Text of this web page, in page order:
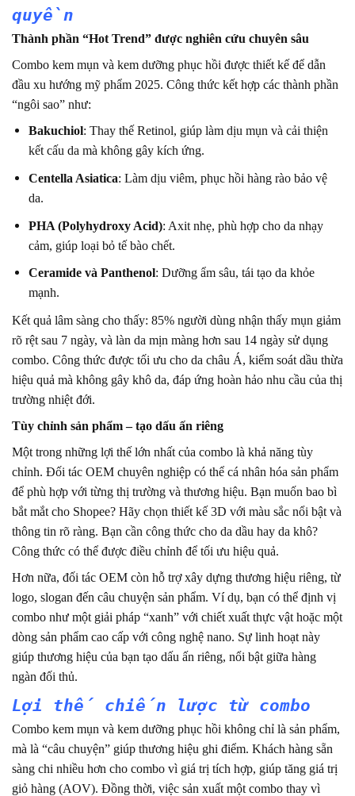
quyền
Thành phần “Hot Trend” được nghiên cứu chuyên sâu
Combo kem mụn và kem dưỡng phục hồi được thiết kế để dẫn
đầu xu hướng mỹ phẩm 2025. Công thức kết hợp các thành phần
“ngôi sao” như:
Bakuchiol: Thay thế Retinol, giúp làm dịu mụn và cải thiện
kết cấu da mà không gây kích ứng.
Centella Asiatica: Làm dịu viêm, phục hồi hàng rào bảo vệ
da.
PHA (Polyhydroxy Acid): Axit nhẹ, phù hợp cho da nhạy
cảm, giúp loại bỏ tế bào chết.
Ceramide và Panthenol: Dưỡng ẩm sâu, tái tạo da khỏe
mạnh.
Kết quả lâm sàng cho thấy: 85% người dùng nhận thấy mụn giảm
rõ rệt sau 7 ngày, và làn da mịn màng hơn sau 14 ngày sử dụng
combo. Công thức được tối ưu cho da châu Á, kiểm soát dầu thừa
hiệu quả mà không gây khô da, đáp ứng hoàn hảo nhu cầu của thị
trường nhiệt đới.
Tùy chỉnh sản phẩm – tạo dấu ấn riêng
Một trong những lợi thế lớn nhất của combo là khả năng tùy
chỉnh. Đối tác OEM chuyên nghiệp có thể cá nhân hóa sản phẩm
để phù hợp với từng thị trường và thương hiệu. Bạn muốn bao bì
bắt mắt cho Shopee? Hãy chọn thiết kế 3D với màu sắc nổi bật và
thông tin rõ ràng. Bạn cần công thức cho da dầu hay da khô?
Công thức có thể được điều chỉnh để tối ưu hiệu quả.
Hơn nữa, đối tác OEM còn hỗ trợ xây dựng thương hiệu riêng, từ
logo, slogan đến câu chuyện sản phẩm. Ví dụ, bạn có thể định vị
combo như một giải pháp “xanh” với chiết xuất thực vật hoặc một
dòng sản phẩm cao cấp với công nghệ nano. Sự linh hoạt này
giúp thương hiệu của bạn tạo dấu ấn riêng, nổi bật giữa hàng
ngàn đối thủ.
Lợi thế chiến lược từ combo
Combo kem mụn và kem dưỡng phục hồi không chỉ là sản phẩm,
mà là “câu chuyện” giúp thương hiệu ghi điểm. Khách hàng sẵn
sàng chi nhiều hơn cho combo vì giá trị tích hợp, giúp tăng giá trị
giỏ hàng (AOV). Đồng thời, việc sản xuất một combo thay vì